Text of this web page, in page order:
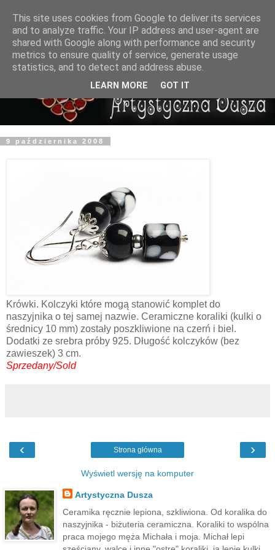
9 października 2008
Krówki. Kolczyki które mogą stanowić komplet do
naszyjnika o tej samej nazwie. Ceramiczne koraliki (kulki o
średnicy 10 mm) zostały poszkliwione na czerń i biel.
Dodatki ze srebra próby 925. Długość kolczyków (bez
zawieszek) 3 cm.
Sprzedany/Sold
‹ ›
Strona główna
Wyświetl wersję na komputer
Artystyczna Dusza
Ceramika ręcznie lepiona, szkliwiona. Od koralika do
naszyjnika - biżuteria ceramiczna. Koraliki to wspólna
praca mojego męża Michała i moja. Michał lepi
This site uses cookies from Google to deliver its services
and to analyze traffic. Your IP address and user-agent are
shared with Google along with performance and security
metrics to ensure quality of service, generate usage
statistics, and to detect and address abuse.
LEARN MORE GOT IT